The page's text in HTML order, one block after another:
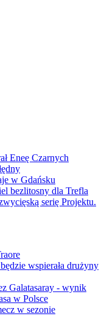
Eneę Czarnych
w Gdańsku
bezlitosny dla Trefla
serię Projektu.
wspierała drużyny
Galatasaray - wynik
w Polsce
w sezonie